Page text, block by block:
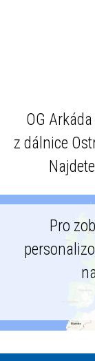
OG
z dálnice
Pro